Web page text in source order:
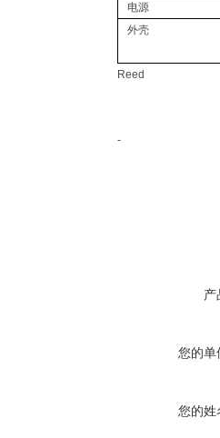
电源
外壳
Reed
-
产
您的单
您的姓